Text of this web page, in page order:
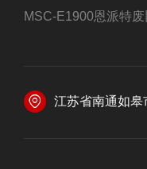
江苏省南通如皋